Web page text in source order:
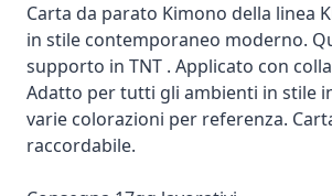
Carta da parato Kimono della linea
in stile contemporaneo moderno.
supporto in TNT . Applicato con
Adatto per tutti gli ambienti in stile
varie colorazioni per referenza.
raccordabile.